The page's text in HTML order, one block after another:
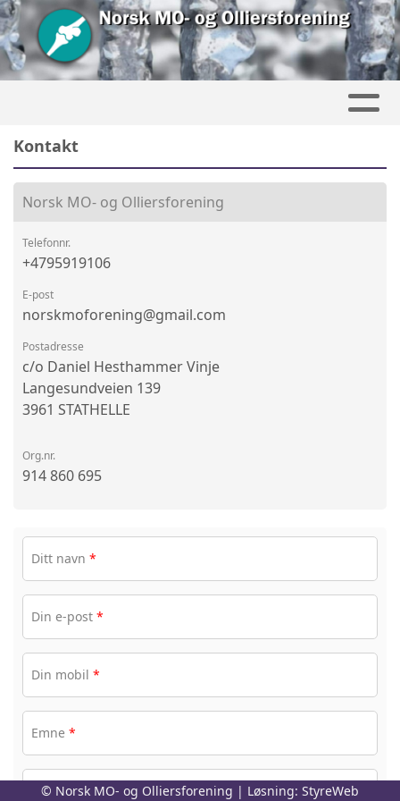
Kontakt
Norsk MO- og Olliersforening
Telefonnr.
+4795919106
E-post
norskmoforening@gmail.com
Postadresse
c/o Daniel Hesthammer Vinje
Langesundveien 139
3961 STATHELLE
Org.nr.
914 860 695
Ditt navn *
Din e-post *
Din mobil *
Emne *
Melding*
© Norsk MO- og Olliersforening | Løsning: StyreWeb